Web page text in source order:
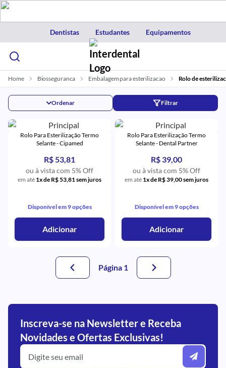
Dentistas Estudantes Equipamentos
Home Biosseguranca Embalagem para esterilizacao Rolo de
Filtrar
Ordenar
Rolo Para Esterilização Termo
Selante - Cipamed
R$ 53,81
ou à vista com 5% Off
em até 1x de R$ 53,81 sem juros
Disponível em 9 opções
Adicionar
Rolo Para Esterilização Termo
Selante - Dental Partner
R$ 39,00
ou à vista com 5% Off
em até 1x de R$ 39,00 sem juros
Disponível em 9 opções
Adicionar
Página 1
Inscreva-se na Newsletter e Receba
Novidades e Ofertas Exclusivas!